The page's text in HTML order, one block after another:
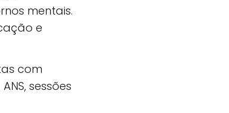
mentais.
e
com
sessões